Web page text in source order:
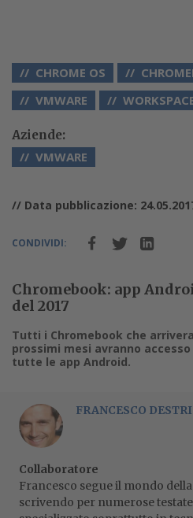
CHROME OS
VMWARE
Aziende:
VMWARE
// Data pubblicazione:
CONDIVIDI:
Chromebook: app
del 2017
Tutti i Chromebook che
prossimi mesi avranno
tutte le app Android.
FRANCESCO DESTRI
Collaboratore
Francesco segue il mondo
scrivendo per numerose